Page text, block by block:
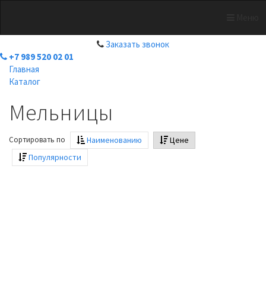
Заказать звонок
+7 989 520 02 01
Главная
Каталог
Мельницы
Сортировать по Наименованию
Цене
Популярности